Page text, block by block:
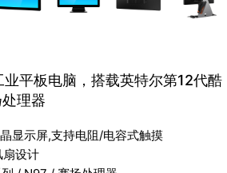
平板电脑，搭载英特尔第12代酷
理器
显示屏,支持电阻/电容式触摸
扇设计